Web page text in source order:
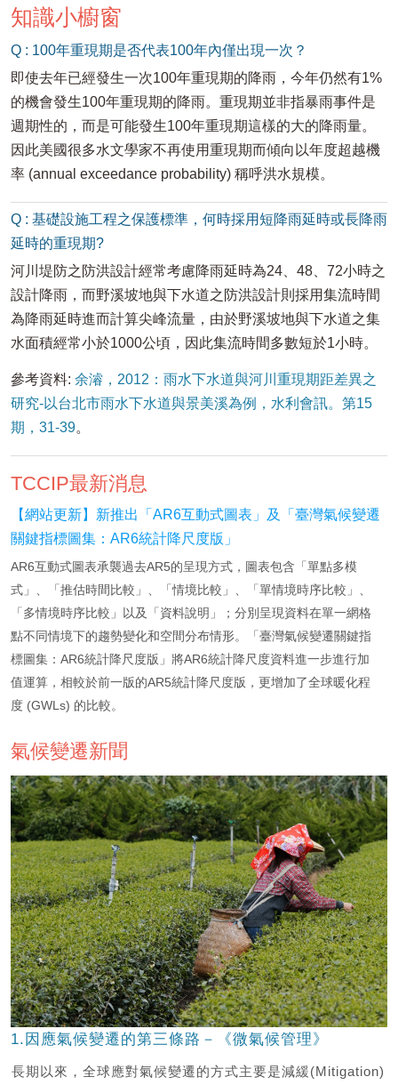
知識小櫥窗
Q : 100年重現期是否代表100年內僅出現一次？
即使去年已經發生一次100年重現期的降雨，今年仍然有1%
的機會發生100年重現期的降雨。重現期並非指暴雨事件是
週期性的，而是可能發生100年重現期這樣的大的降雨量。
因此美國很多水文學家不再使用重現期而傾向以年度超越機
率 (annual exceedance probability) 稱呼洪水規模。
Q : 基礎設施工程之保護標準，何時採用短降雨延時或長降雨
延時的重現期?
河川堤防之防洪設計經常考慮降雨延時為24、48、72小時之
設計降雨，而野溪坡地與下水道之防洪設計則採用集流時間
為降雨延時進而計算尖峰流量，由於野溪坡地與下水道之集
水面積經常小於1000公頃，因此集流時間多數短於1小時。
參考資料: 余濬，2012：雨水下水道與河川重現期距差異之
研究-以台北市雨水下水道與景美溪為例，水利會訊。第15
期，31-39。
TCCIP最新消息
【網站更新】新推出「AR6互動式圖表」及「臺灣氣候變遷
關鍵指標圖集：AR6統計降尺度版」
AR6互動式圖表承襲過去AR5的呈現方式，圖表包含「單點多模
式」、「推估時間比較」、「情境比較」、「單情境時序比較」、
「多情境時序比較」以及「資料說明」；分別呈現資料在單一網格
點不同情境下的趨勢變化和空間分布情形。
「臺灣氣候變遷關鍵指
標圖集：AR6統計降尺度版」將AR6統計降尺度資料進一步進行加
值運算， 相較於前一版的AR5統計降尺度版，更增加了全球暖化程
度 (GWLs) 的比較。
氣候變遷新聞
1.因應氣候變遷的第三條路－《微氣候管理》
長期以來，全球應對氣候變遷的方式主要是減緩(Mitigation)